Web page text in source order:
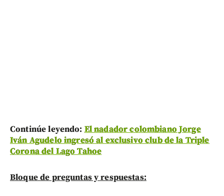
Continúe leyendo: El nadador colombiano Jorge
Iván Agudelo ingresó al exclusivo club de la Triple
Corona del Lago Tahoe
Bloque de preguntas y respuestas: